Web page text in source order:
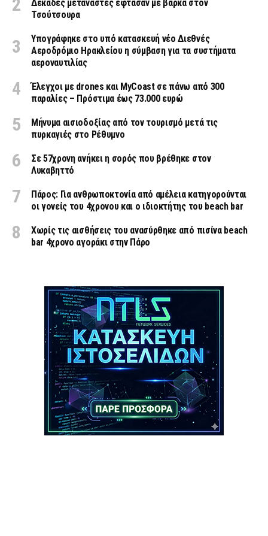
Δεκάδες μετανάστες έφτασαν με βάρκα στον
Τσούτσουρα
Υπογράφηκε στο υπό κατασκευή νέο Διεθνές
Αεροδρόμιο Ηρακλείου η σύμβαση για τα συστήματα
αεροναυτιλίας
Έλεγχοι με drones και MyCoast σε πάνω από 300
παραλίες – Πρόστιμα έως 73.000 ευρώ
Μήνυμα αισιοδοξίας από τον τουρισμό μετά τις
πυρκαγιές στο Ρέθυμνο
Σε 57χρονη ανήκει η σορός που βρέθηκε στον
Λυκαβηττό
Πάρος: Για ανθρωποκτονία από αμέλεια κατηγορούνται
οι γονείς του 4χρονου και ο ιδιοκτήτης του beach bar
Χωρίς τις αισθήσεις του ανασύρθηκε από πισίνα beach
bar 4χρονο αγοράκι στην Πάρο